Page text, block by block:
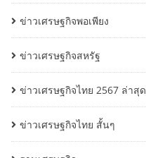
ข่าวเศรษฐกิจพอเพียง
ข่าวเศรษฐกิจสหรัฐ
ข่าวเศรษฐกิจไทย 2567 ล่าสุด
ข่าวเศรษฐกิจไทย สั้นๆ